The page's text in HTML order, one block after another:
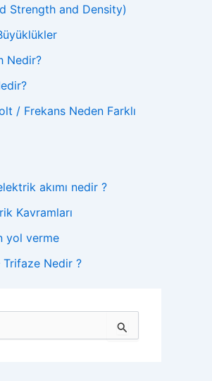
Strength and Density)
Nedir?
/ Frekans Neden Farklı
akımı nedir ?
Kavramları
yol verme
Nedir ?